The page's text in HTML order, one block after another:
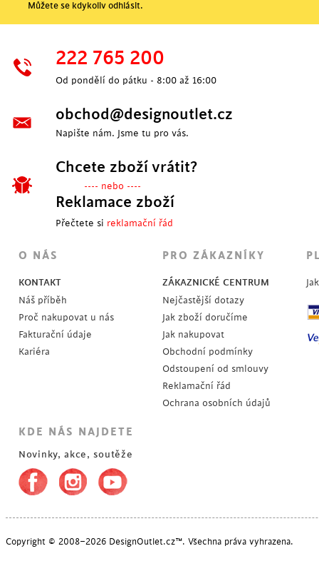
Můžete se kdykoliv odhlásit.
222 765 200
Od pondělí do pátku - 8:00 až 16:00
obchod@designoutlet.cz
Napište nám. Jsme tu pro vás.
Chcete zboží vrátit?
---- nebo ----
Reklamace zboží
Přečtete si reklamační řád
O NÁS
KONTAKT
Náš příběh
Proč nakupovat u nás
Fakturační údaje
Kariéra
PRO ZÁKAZNÍKY
ZÁKAZNICKÉ CENTRUM
Nejčastější dotazy
Jak zboží doručíme
Jak nakupovat
Obchodní podmínky
Odstoupení od smlouvy
Reklamační řád
Ochrana osobních údajů
KDE NÁS NAJDETE
Novinky, akce, soutěže
Copyright © 2008–2026 DesignOutlet.cz™. Všechna práva vyhrazena.